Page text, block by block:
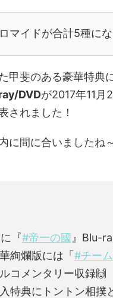
マイドが合計5種にな
甲斐のある豪華特典に
DVDが2017年11月
されました！
に間に合いましたね
『#帝一の國 』Blu-
絢爛版には「 #チー
コメンタリー収録🙌
特典にトントン相撲